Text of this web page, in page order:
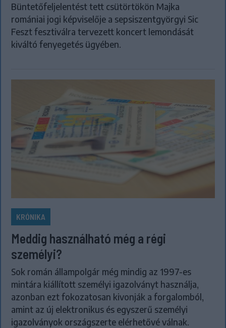
Büntetőfeljelentést tett csütörtökön Majka
romániai jogi képviselője a sepsiszentgyörgyi Sic
Feszt fesztiválra tervezett koncert lemondását
kiváltó fenyegetés ügyében.
KRÓNIKA
Meddig használható még a régi
személyi?
Sok román állampolgár még mindig az 1997-es
mintára kiállított személyi igazolványt használja,
azonban ezt fokozatosan kivonják a forgalomból,
amint az új elektronikus és egyszerű személyi
igazolványok országszerte elérhetővé válnak.